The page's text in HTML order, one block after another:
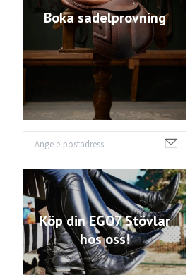
Boka sadelprovning
Köp din EGO7 Stövlar
hos oss!